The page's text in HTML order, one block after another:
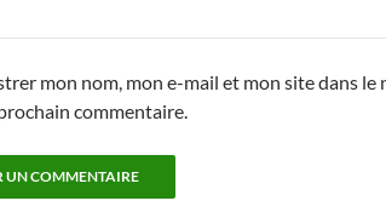
mon nom, mon e-mail et mon site dans le
commentaire.